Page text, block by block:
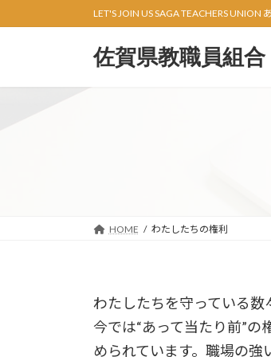
ン
ビ
LET'S JOIN US SAGA TEACHERS UNION
佐賀県教職員組合
HOME わたしたちの権利
わたしたちを守っている数
今では“あって当たり前”
められています。職場の